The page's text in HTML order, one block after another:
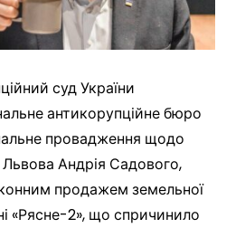
суд України
антикорупційне бюро
провадження щодо
Андрія Садового,
продажем земельної
«Рясне-2», що спричинило